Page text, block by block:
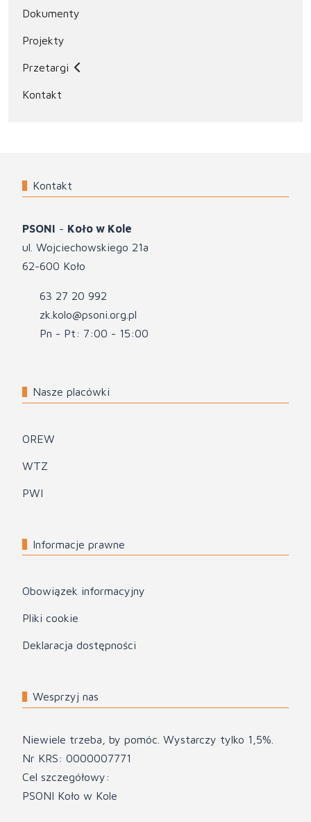
Dokumenty
Projekty
Przetargi
Kontakt
Kontakt
PSONI - Koło w Kole
ul. Wojciechowskiego 21a
62-600 Koło
63 27 20 992
zk.kolo@psoni.org.pl
Pn - Pt: 7:00 - 15:00
Nasze placówki
OREW
WTZ
PWI
Informacje prawne
Obowiązek informacyjny
Pliki cookie
Deklaracja dostępności
Wesprzyj nas
Niewiele trzeba, by pomóc. Wystarczy tylko 1,5%.
Nr KRS: 0000007771
Cel szczegółowy:
PSONI Koło w Kole